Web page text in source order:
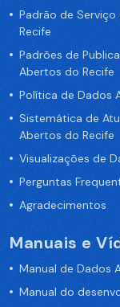
Padrão de
Recife
Padrões de
Abertos do Recife
Política de Dados
Sistemática de
Abertos do Recife
Visualizações de
Perguntas
Agradecimentos
Manuais e
Manual de Dados
Manual do